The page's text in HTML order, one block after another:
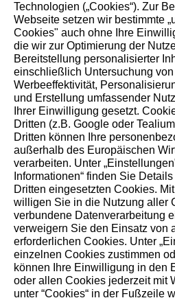
Seit 100 Jahren prägen
unser Handeln – für
Generationen.
corporate.stihl.de
Technologien („Cookies“). Zur
Webseite setzen wir bestimmte
Cookies" auch ohne Ihre
die wir zur Optimierung der
Bereitstellung personalisierter
einschließlich Untersuchung
Werbeeffektivität,
und Erstellung umfassender
Ihrer Einwilligung gesetzt.
Dritten (z.B. Google oder
Dritten können Ihre
außerhalb des Europäischen
verarbeiten. Unter
Informationen“ finden Sie
Dritten eingesetzten Cookies.
willigen Sie in die Nutzung aller
verbundene Datenverarbeitung
verweigern Sie den Einsatz von
erforderlichen Cookies. Unter
einzelnen Cookies zustimmen
können Ihre Einwilligung in den
oder allen Cookies jederzeit mit
unter “Cookies“ in der Fußzeile